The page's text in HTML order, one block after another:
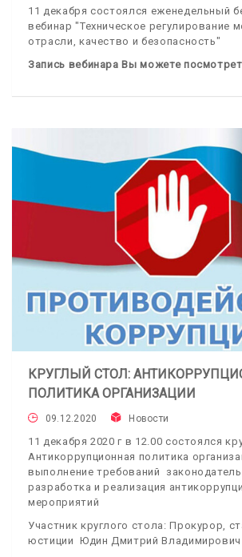
11 декабря состоялся еженедельный
вебинар "Техническое регулирование
отрасли, качество и безопасность"
Запись вебинара Вы можете
КРУГЛЫЙ СТОЛ:
ПОЛИТИКА ОРГАНИЗАЦИИ
09.12.2020 Новости
11 декабря 2020 г в 12.00 состоялся
Антикоррупционная политика
выполнение требований
разработка и реализация
мероприятий
Участник круглого стола: Прокурор,
юстиции Юдин Дмитрий Владимирович